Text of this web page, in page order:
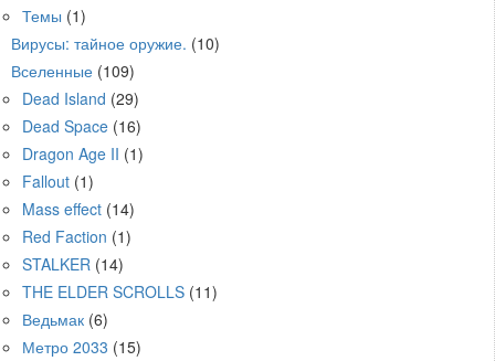
Темы (1)
Вирусы: тайное оружие. (10)
Вселенные (109)
Dead Island (29)
Dead Space (16)
Dragon Age II (1)
Fallout (1)
Mass effect (14)
Red Faction (1)
STALKER (14)
THE ELDER SCROLLS (11)
Ведьмак (6)
Метро 2033 (15)